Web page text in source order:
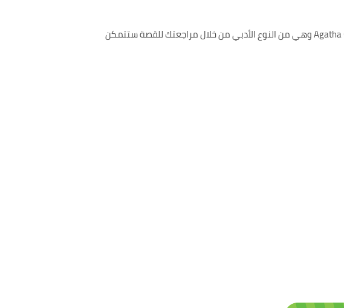
كما أن الرواية تحتوي على مجموعة من النصوص والأحداث المتنوعة فالرواية هي من المؤلف Agatha Christie وهي من النوع الأدبي من خلال مراجعتك للقصة ستتمكن